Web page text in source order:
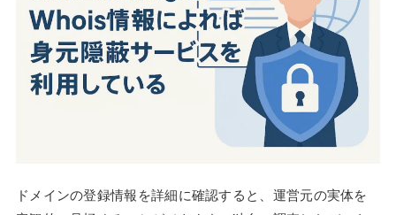
ドメインの登録情報を詳細に確認すると、運営元の実体を